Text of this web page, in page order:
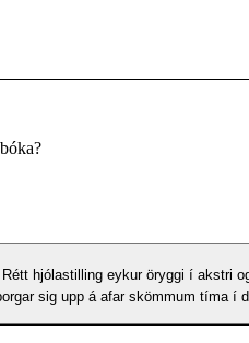
hjólastilling eykur öryggi í akstri
sig upp á afar skömmum tíma í